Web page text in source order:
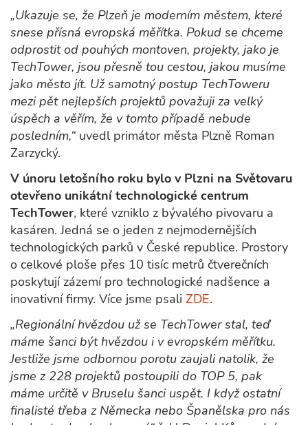
„Ukazuje se, že Plzeň je moderním městem, které
snese přísná evropská měřítka. Pokud se chceme
odprostit od pouhých montoven, projekty, jako je
TechTower, jsou přesně tou cestou, jakou musíme
jako město jít. Už samotný postup TechToweru
mezi pět nejlepších projektů považuji za velký
úspěch a věřím, že v tomto případě nebude
posledním,“ uvedl primátor města Plzně Roman
Zarzycký.
V únoru letošního roku bylo v Plzni na Světovaru
otevřeno unikátní technologické centrum
TechTower, které vzniklo z bývalého pivovaru a
kasáren. Jedná se o jeden z nejmodernějších
technologických parků v České republice. Prostory
o celkové ploše přes 10 tisíc metrů čtverečních
poskytují zázemí pro technologické nadšence a
inovativní firmy. Více jsme psali ZDE.
„Regionální hvězdou už se TechTower stal, teď
máme šanci být hvězdou i v evropském měřítku.
Jestliže jsme odbornou porotu zaujali natolik, že
jsme z 228 projektů postoupili do TOP 5, pak
máme určitě v Bruselu šanci uspět. I když ostatní
finalisté třeba z Německa nebo Španělska pro nás